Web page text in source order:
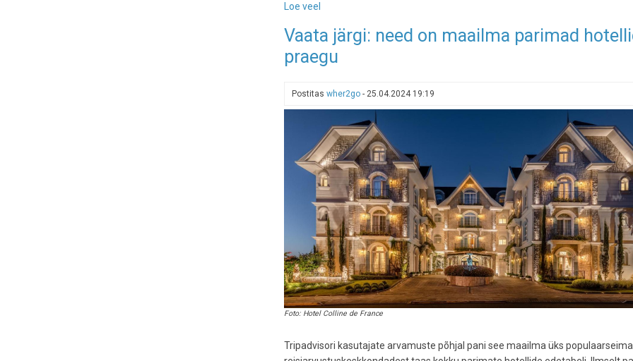
Loe veel
nikotiini
alternatiivid:
tõhusad
Vaata järgi: need on maailma parimad
praegu
Postitas wher2go - 25.04.2024 19:19
Foto: Hotel Colline de France
Tripadvisori kasutajate arvamuste põhjal pani see maailma üks